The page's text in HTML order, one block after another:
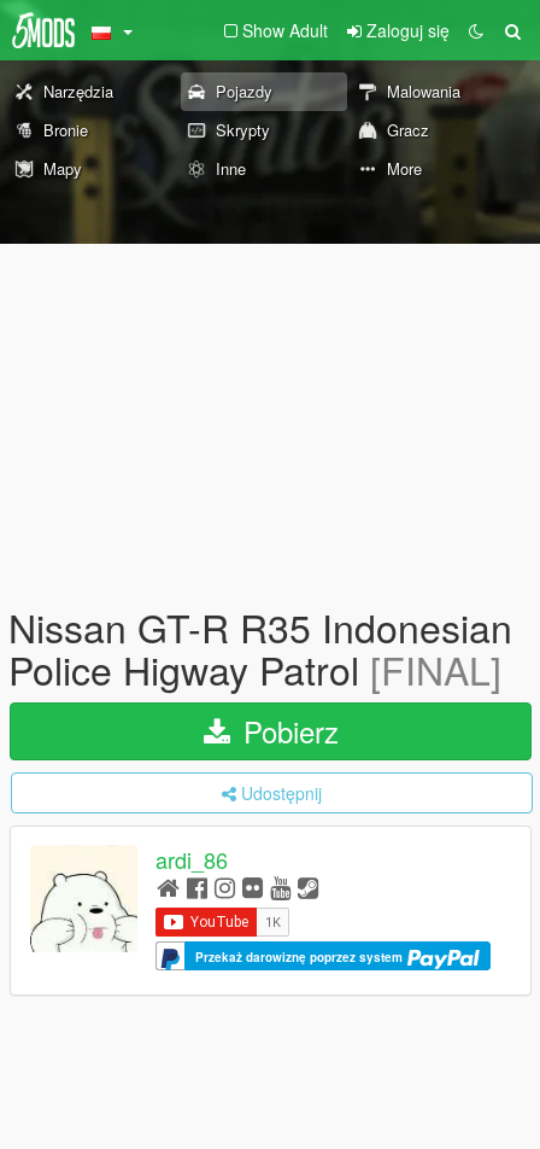
Show Adult Zaloguj się
Narzędzia Pojazdy
Malowania
Bronie
Skrypty
Gracz
Mapy
Inne More
Nissan GT-R R35 Indonesian
Police Higway Patrol [FINAL]
Pobierz
Udostępnij
ardi_86
Przekaż darowiznę poprzez system